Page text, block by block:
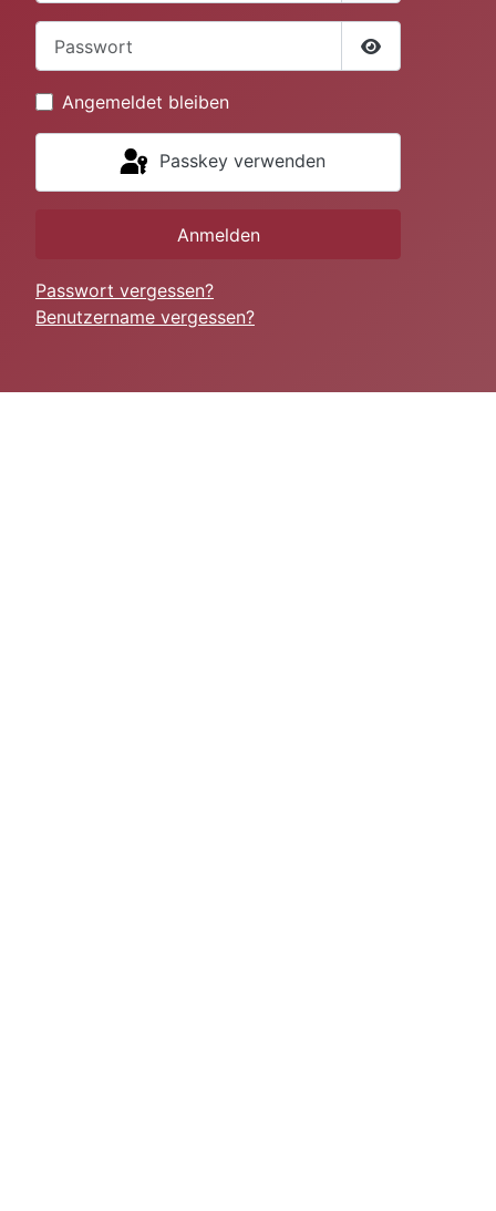
Passwort
Angemeldet bleiben
Passkey verwenden
Anmelden
Passwort vergessen?
Benutzername vergessen?